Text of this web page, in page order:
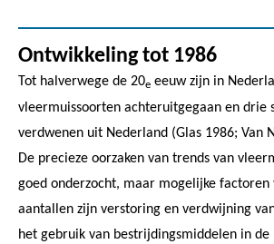
Ontwikkeling tot 1986
Tot halverwege de 20e eeuw zijn in
vleermuissoorten achteruitgegaan en drie
verdwenen uit Nederland (Glas 1986; Van
De precieze oorzaken van trends van
goed onderzocht, maar mogelijke
aantallen zijn verstoring en verdwijning
het gebruik van bestrijdingsmiddelen in de